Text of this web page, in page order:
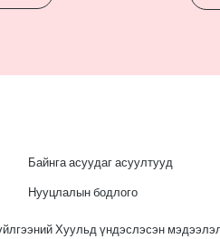
Байнга асуудаг асуултууд
Нууцлалын бодлого
Хуульд үндэслэсэн